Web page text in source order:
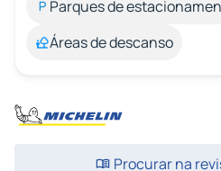
Parques de
Áreas de descanso
Procurar na